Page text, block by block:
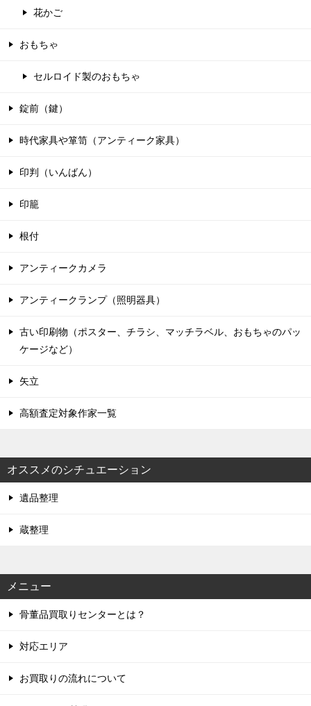
花かご
おもちゃ
セルロイド製のおもちゃ
錠前（鍵）
時代家具や箪笥（アンティーク家具）
印判（いんばん）
印籠
根付
アンティークカメラ
アンティークランプ（照明器具）
古い印刷物（ポスター、チラシ、マッチラベル、おもちゃのパッ
ケージなど）
矢立
高額査定対象作家一覧
オススメのシチュエーション
遺品整理
蔵整理
メニュー
骨董品買取りセンターとは？
対応エリア
お買取りの流れについて